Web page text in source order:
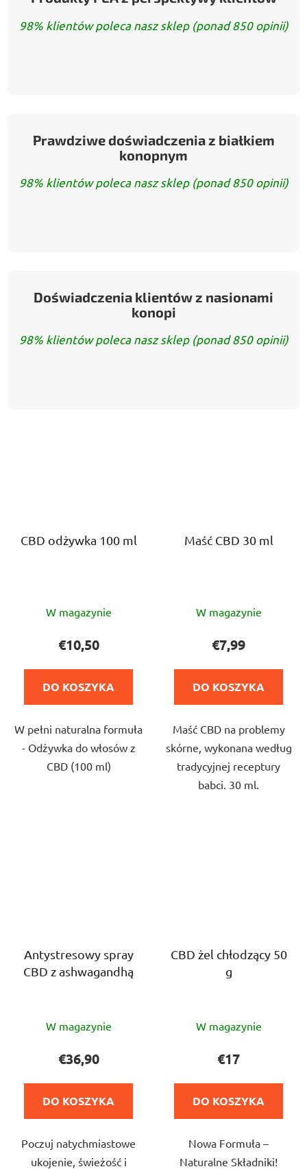
98% klientów poleca nasz sklep (ponad 850 opinii)
Prawdziwe doświadczenia z białkiem
konopnym
98% klientów poleca nasz sklep (ponad 850 opinii)
Doświadczenia klientów z nasionami
konopi
98% klientów poleca nasz sklep (ponad 850 opinii)
CBD odżywka 100 ml
ocena
produktu
wynosi
na
gwiazdek.
W magazynie
€10,50
DO KOSZYKA
W pełni naturalna formuła
- Odżywka do włosów z
CBD (100 ml)
Maść CBD 30 ml
ocena
produktu
wynosi
na
gwiazdek.
W magazynie
€7,99
DO KOSZYKA
Maść CBD na problemy
skórne, wykonana według
tradycyjnej receptury
babci. 30 ml.
Antystresowy spray
CBD z ashwagandhą
ocena
wynosi
5,0
na
gwiazdek.
W magazynie
€36,90
DO KOSZYKA
Poczuj natychmiastowe
ukojenie, świeżość i
CBD żel chłodzący 50
g
ocena
5,0
na
gwiazdek.
W magazynie
€17
DO KOSZYKA
Nowa Formuła –
Naturalne Składniki!